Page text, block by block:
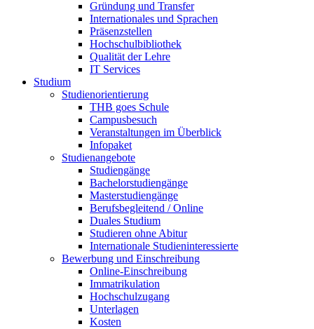
Gründung und Transfer
Internationales und Sprachen
Präsenzstellen
Hochschulbibliothek
Qualität der Lehre
IT Services
Studium
Studienorientierung
THB goes Schule
Campusbesuch
Veranstaltungen im Überblick
Infopaket
Studienangebote
Studiengänge
Bachelorstudiengänge
Masterstudiengänge
Berufsbegleitend / Online
Duales Studium
Studieren ohne Abitur
Internationale Studieninteressierte
Bewerbung und Einschreibung
Online-Einschreibung
Immatrikulation
Hochschulzugang
Unterlagen
Kosten